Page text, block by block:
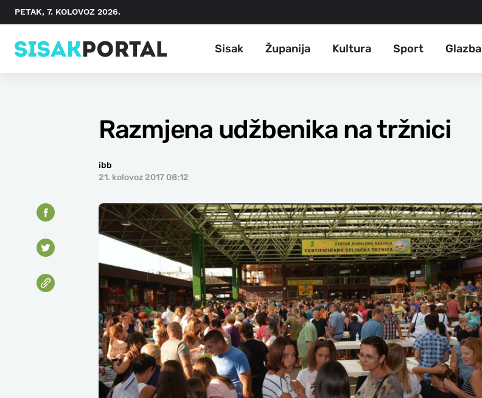
PETAK, 7. KOLOVOZ 2026.
Sisak Županija Kultura Sport Glazba
Razmjena udžbenika na tržnici
ibb
21. kolovoz 2017 08:12